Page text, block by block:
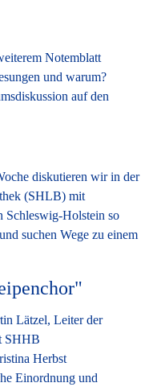
und warum?
auf den
diskutieren wir in der
(SHLB) mit
Schleswig-Holstein so
suchen Wege zu einem
Lätzel, Leiter der
SHHB
Herbst
Einordnung und